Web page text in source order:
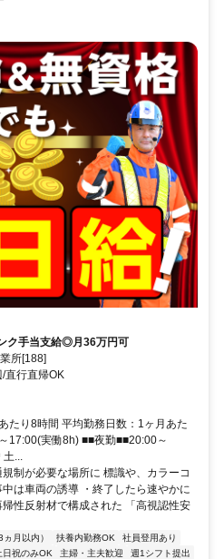
ク手当支給◎月36万円可
所[188]
直行直帰OK
たり8時間 平均勤務日数：1ヶ月あた
17:00(実働8h) ■■夜勤■■20:00～
土...
制が必要な場所に 標識や、カラーコ
は車両の誘導 ・終了したら速やかに
性反射材で構成された 「高視認性安
月以内） 扶養内勤務OK
社員登用あり
日祝のみOK 主婦・主夫歓迎
週1シフト提出